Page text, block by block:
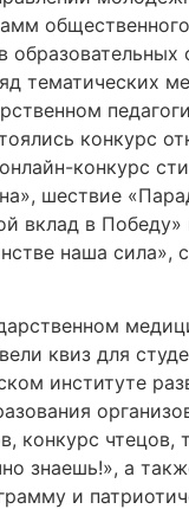
образовательных
тематических
конкурс
конкурс
шествие
вклад в Победу»
наша сила»,
квиз для
институте
конкурс чтецов,
знаешь!», а
и